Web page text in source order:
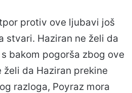
protiv ove ljubavi još
stvari. Haziran ne želi da
bakom pogorša zbog ove
želi da Haziran prekine
razloga, Poyraz mora